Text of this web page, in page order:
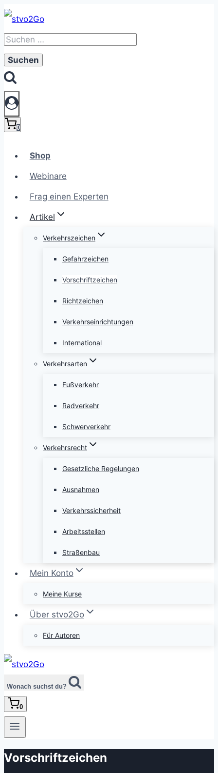
Zum
Inhalt
springen
Suchen
nach:
0
Shop
Webinare
Frag einen Experten
Artikel
Verkehrszeichen
Gefahrzeichen
Vorschriftzeichen
Richtzeichen
Verkehrseinrichtungen
International
Verkehrsarten
Fußverkehr
Radverkehr
Schwerverkehr
Verkehrsrecht
Gesetzliche Regelungen
Ausnahmen
Verkehrssicherheit
Arbeitsstellen
Straßenbau
Mein Konto
Meine Kurse
Über stvo2Go
Für Autoren
Wonach suchst du?
0
Vorschriftzeichen